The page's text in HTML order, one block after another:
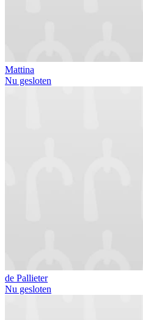
Mattina
Nu gesloten
de Pallieter
Nu gesloten